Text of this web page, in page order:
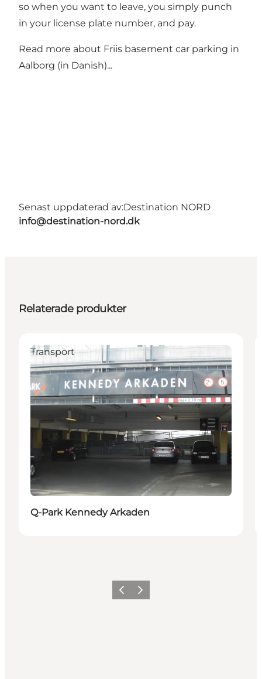
so when you want to leave, you simply punch
in your license plate number, and pay.
Read more about Friis basement car parking in
Aalborg (in Danish)...
Senast uppdaterad av:Destination NORD
info@destination-nord.dk
Relaterade produkter
Transport
Q-Park Kennedy Arkaden
Föregående
Nästa